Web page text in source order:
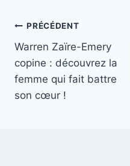
Navigation
de
l’article
PRÉCÉDENT
Warren Zaïre-Emery
copine : découvrez la
femme qui fait battre
son cœur !